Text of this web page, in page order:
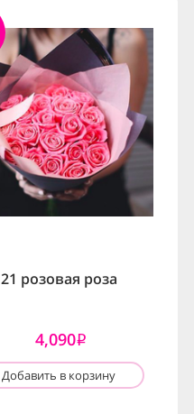
21 розовая роза
4,090i
Добавить в корзину